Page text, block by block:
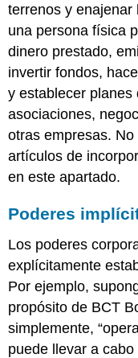
terrenos y
una persona física
dinero prestado,
invertir fondos,
y establecer
asociaciones,
otras empresas.
artículos de
en este apartado.
Poderes
Los poderes
explícitamente
Por ejemplo,
propósito de BCT
simplemente,
puede llevar a